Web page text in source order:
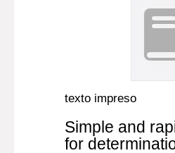
texto impreso
Simple and
for